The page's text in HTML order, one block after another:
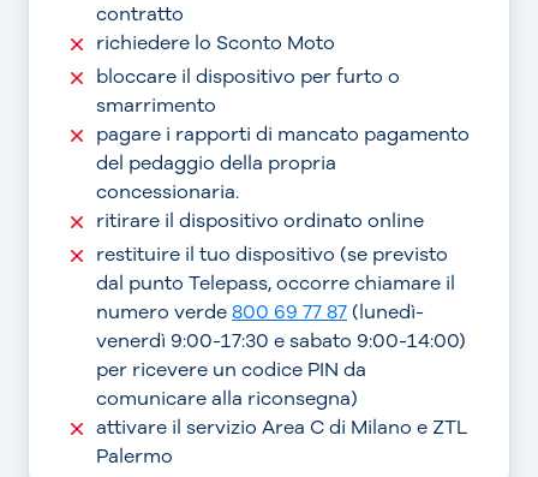
contratto
richiedere lo Sconto Moto
bloccare il dispositivo per furto o
smarrimento
pagare i rapporti di mancato pagamento
del pedaggio della propria
concessionaria.
ritirare il dispositivo ordinato online
restituire il tuo dispositivo (se previsto
dal punto Telepass, occorre chiamare il
numero verde800 69 77 87(lunedì-
venerdì 9:00-17:30 e sabato 9:00-14:00)
per ricevere un codice PIN da
comunicare alla riconsegna)
attivare il servizio Area C di Milano e ZTL
Palermo